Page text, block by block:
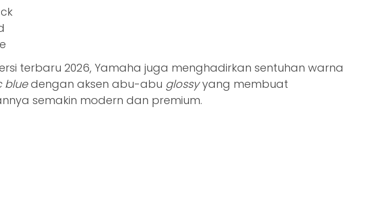
terbaru 2026, Yamaha juga menghadirkan sentuhan warna
bluedengan aksen abu-abu glossyyang membuat
semakin modern dan premium.